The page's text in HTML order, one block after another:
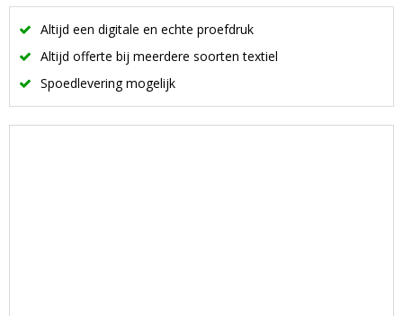
Altijd een digitale en echte proefdruk
Altijd offerte bij meerdere soorten textiel
Spoedlevering mogelijk